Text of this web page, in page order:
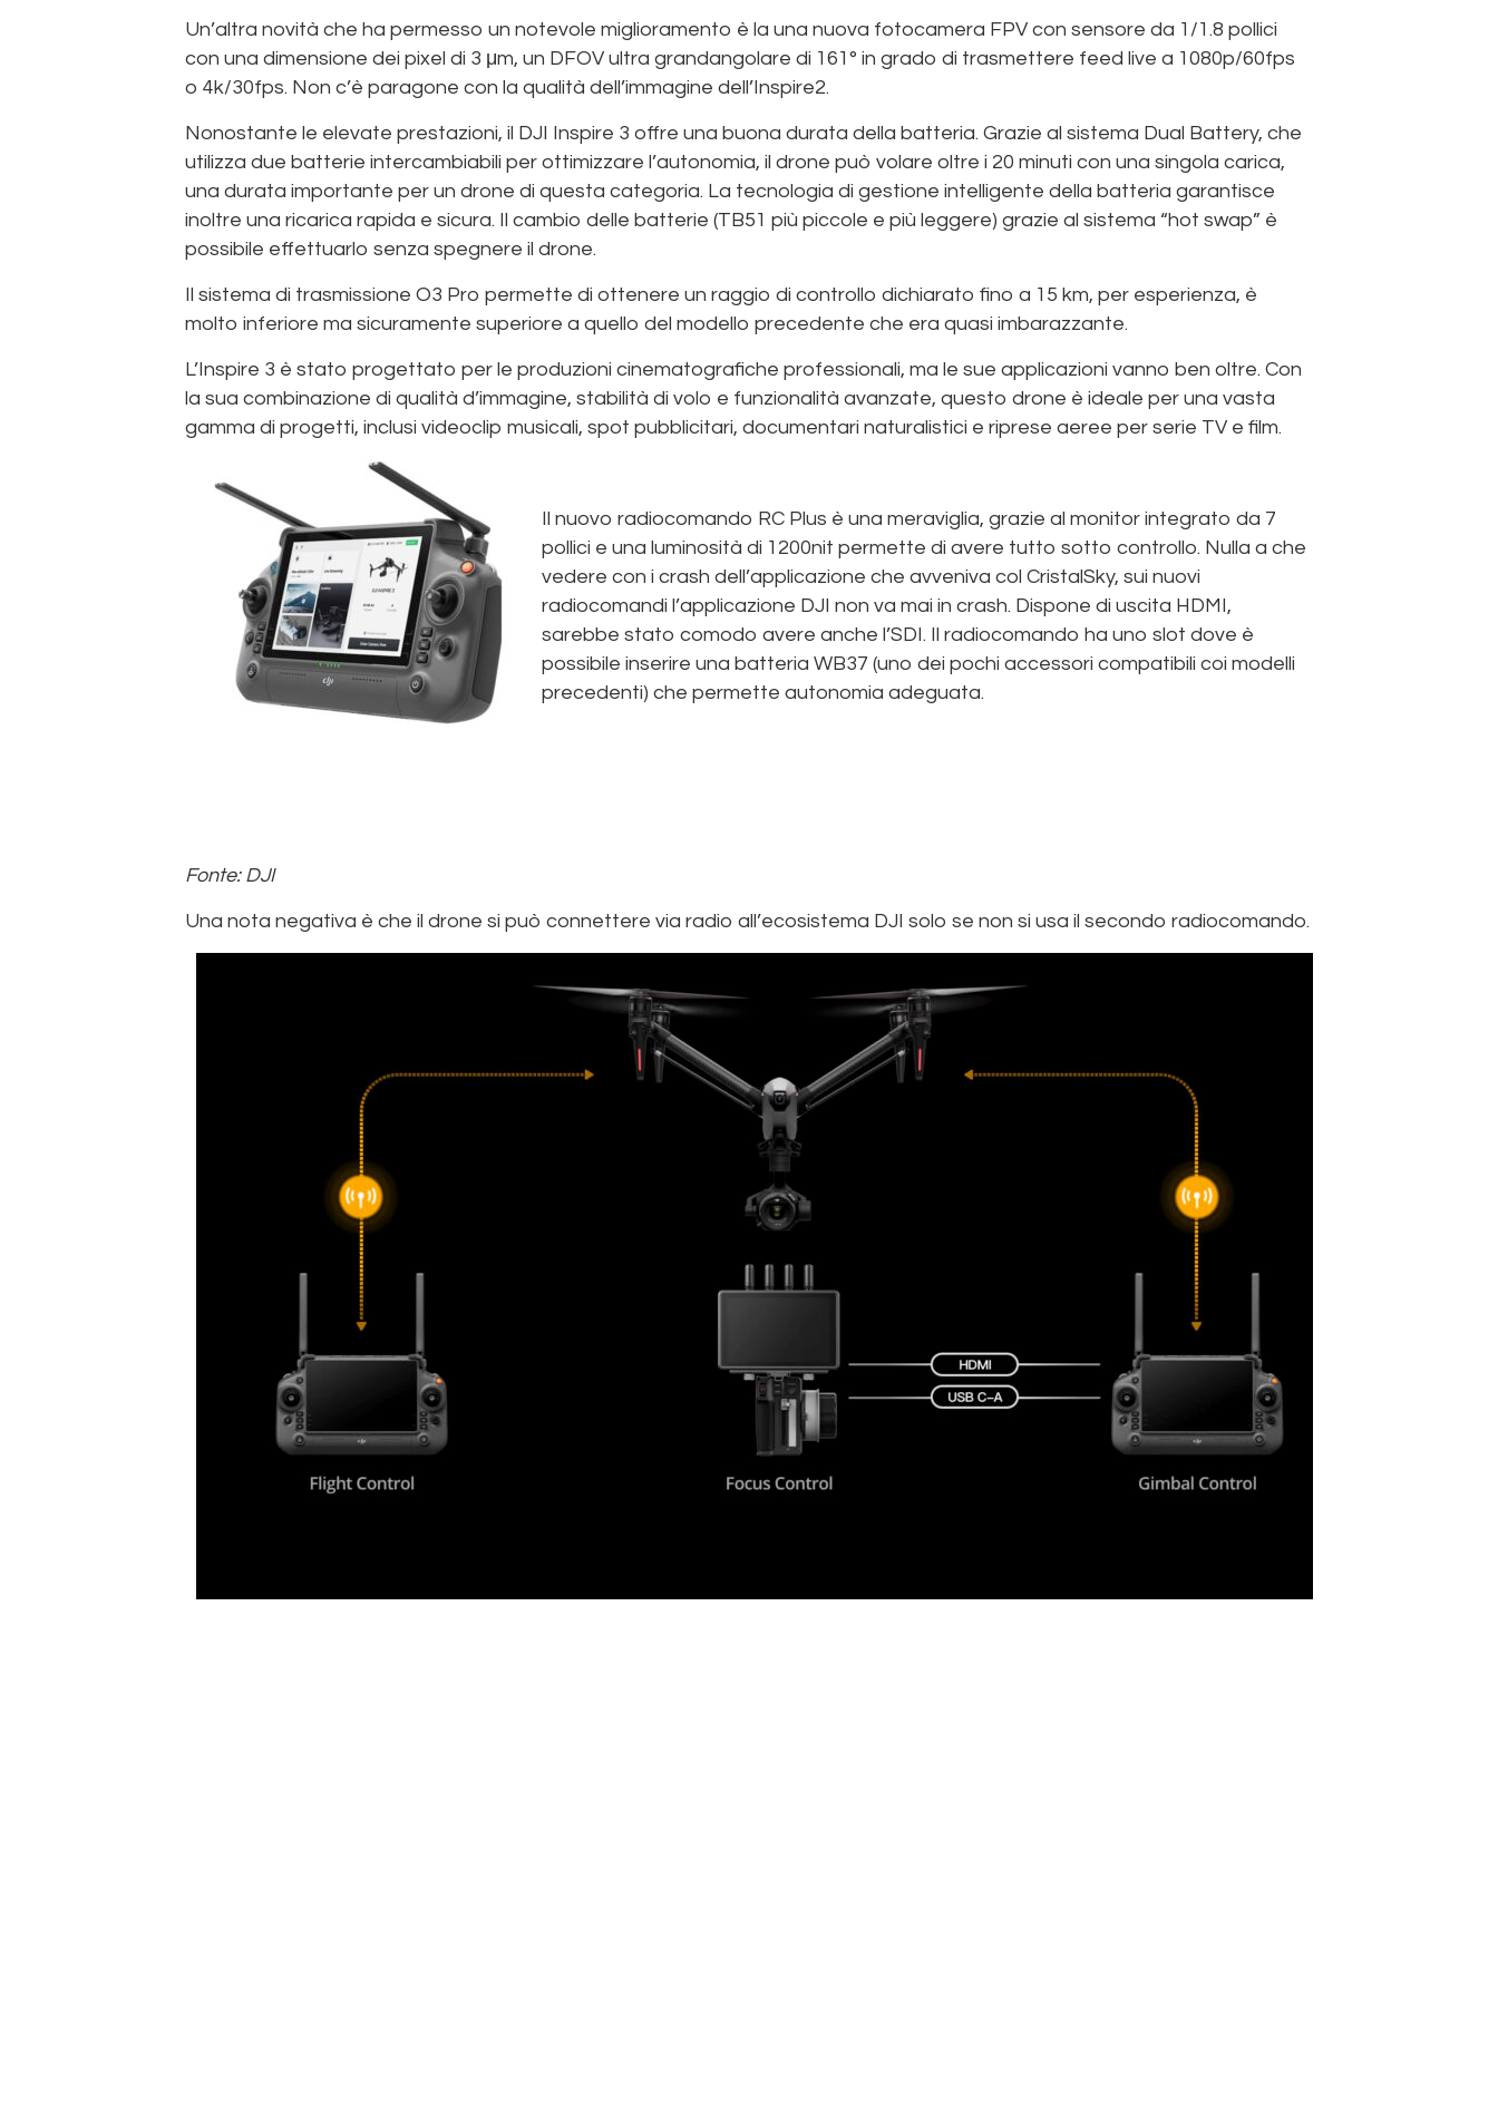
Un’altra novità che ha permesso un notevole miglioramento è la una nuova fotocamera FPV con sensore da 1/1.8 pollici
con una dimensione dei pixel di 3 μm, un DFOV ultra grandangolare di 161° in grado di trasmettere feed live a 1080p/60fps
o 4k/30fps. Non c’è paragone con la qualità dell’immagine dell’Inspire2.
Nonostante le elevate prestazioni, il DJI Inspire 3 offre una buona durata della batteria. Grazie al sistema Dual Battery, che
utilizza due batterie intercambiabili per ottimizzare l’autonomia, il drone può volare oltre i 20 minuti con una singola carica,
una durata importante per un drone di questa categoria. La tecnologia di gestione intelligente della batteria garantisce
inoltre una ricarica rapida e sicura. Il cambio delle batterie (TB51 più piccole e più leggere) grazie al sistema “hot swap” è
possibile effettuarlo senza spegnere il drone.
Il sistema di trasmissione O3 Pro permette di ottenere un raggio di controllo dichiarato fino a 15 km, per esperienza, è
molto inferiore ma sicuramente superiore a quello del modello precedente che era quasi imbarazzante.
L’Inspire 3 è stato progettato per le produzioni cinematografiche professionali, ma le sue applicazioni vanno ben oltre. Con
la sua combinazione di qualità d’immagine, stabilità di volo e funzionalità avanzate, questo drone è ideale per una vasta
gamma di progetti, inclusi videoclip musicali, spot pubblicitari, documentari naturalistici e riprese aeree per serie TV e film.
Il nuovo radiocomando RC Plus è una meraviglia, grazie al monitor integrato da 7
pollici e una luminosità di 1200nit permette di avere tutto sotto controllo. Nulla a che
vedere con i crash dell’applicazione che avveniva col CristalSky, sui nuovi
radiocomandi l’applicazione DJI non va mai in crash. Dispone di uscita HDMI,
sarebbe stato comodo avere anche l’SDI. Il radiocomando ha uno slot dove è
possibile inserire una batteria WB37 (uno dei pochi accessori compatibili coi modelli
precedenti) che permette autonomia adeguata.
Fonte: DJI
Una nota negativa è che il drone si può connettere via radio all’ecosistema DJI solo se non si usa il secondo radiocomando.